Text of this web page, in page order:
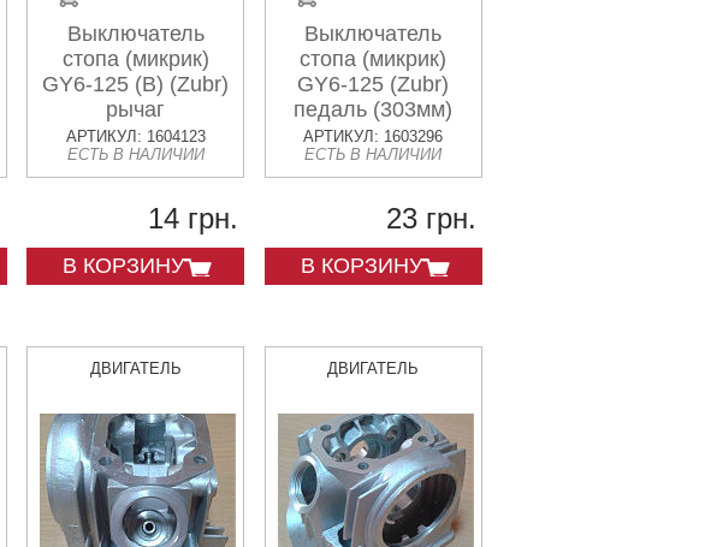
Выключатель
стопа (микрик)
GY6-125 (B) (Zubr)
рычаг
АРТИКУЛ: 1604123
ЕСТЬ В НАЛИЧИИ
14 грн.
В КОРЗИНУ
Выключатель
стопа (микрик)
GY6-125 (Zubr)
педаль (303мм)
АРТИКУЛ: 1603296
ЕСТЬ В НАЛИЧИИ
23 грн.
В КОРЗИНУ
ДВИГАТЕЛЬ ДВИГАТЕЛЬ